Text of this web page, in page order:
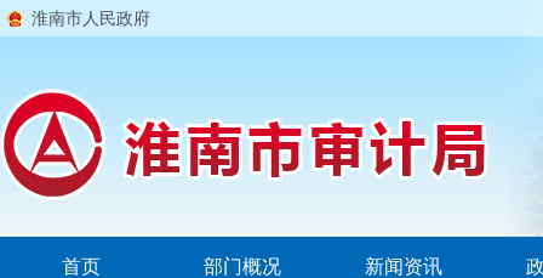
淮南市人民政府
首页 部门概况 新闻资讯